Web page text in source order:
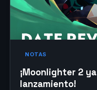
NOTAS
¡Moonlighter 2
lanzamiento!